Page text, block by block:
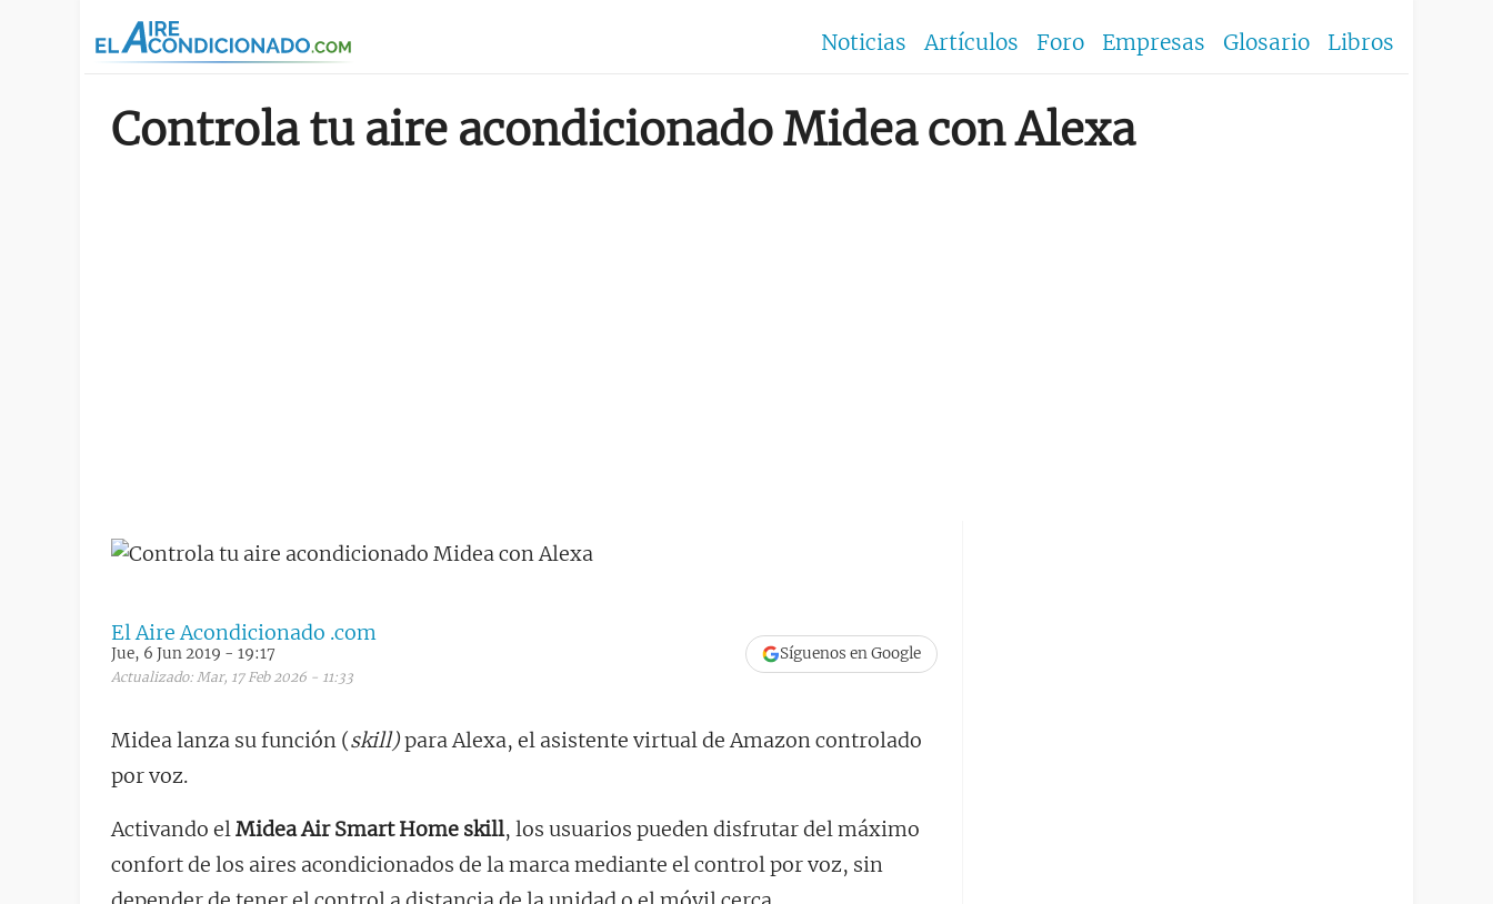
Noticias Artículos Foro Empresas Glosario Libros
Controla tu aire acondicionado Midea con Alexa
El Aire Acondicionado .com
Jue, 6 Jun 2019 - 19:17
Actualizado: Mar, 17 Feb 2026 - 11:33
Síguenos en Google
Midea lanza su función (skill)para Alexa, el asistente virtual de Amazon controlado
por voz.
Activando elMidea Air Smart Home skill, los usuarios pueden disfrutar del máximo
confort de los aires acondicionados de la marca mediante el control por voz, sin